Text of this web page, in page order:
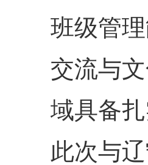
班级管
交流与
域具备
此次与